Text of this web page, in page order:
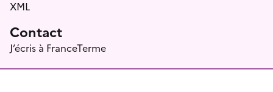
XML
Contact
J’écris à FranceTerme